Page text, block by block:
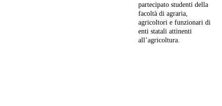
partecipato studenti della
facoltà di agraria,
agricoltori e funzionari di
enti statali attinenti
all’agricoltura.